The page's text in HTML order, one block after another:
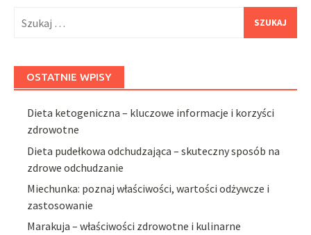
OSTATNIE WPISY
Dieta ketogeniczna – kluczowe informacje i korzyści
zdrowotne
Dieta pudełkowa odchudzająca – skuteczny sposób na
zdrowe odchudzanie
Miechunka: poznaj właściwości, wartości odżywcze i
zastosowanie
Marakuja – właściwości zdrowotne i kulinarne